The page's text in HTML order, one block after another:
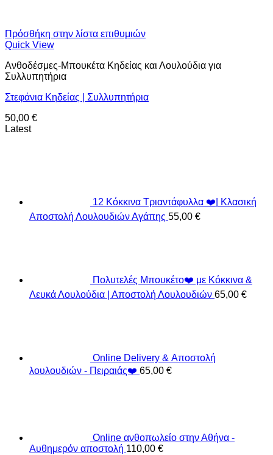
Πρόσθήκη στην λίστα επιθυμιών
Quick View
Ανθοδέσμες-Μπουκέτα Κηδείας και Λουλούδια για
Συλλυπητήρια
Στεφάνια Κηδείας | Συλλυπητήρια
50,00 €
Latest
12 Κόκκινα Τριαντάφυλλα ❤️| Κλασική
Αποστολή Λουλουδιών Αγάπης 55,00 €
Πολυτελές Μπουκέτο❤️ με Κόκκινα &
Λευκά Λουλούδια | Αποστολή Λουλουδιών 65,00 €
Online Delivery & Αποστολή
λουλουδιών - Πειραιάς❤️ 65,00 €
Online ανθοπωλείο στην Αθήνα -
Αυθημερόν αποστολή 110,00 €